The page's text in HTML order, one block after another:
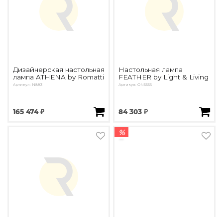
Дизайнерская настольная
лампа ATHENA by Romatti
Артикул: N883
165 474 ₽
Настольная лампа
FEATHER by Light & Living
Артикул: ON5556
84 303 ₽
%